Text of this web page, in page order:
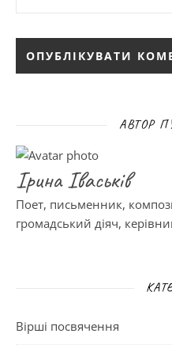
АВТОР
Ірина Іваськів
Поет, письменник,
громадський діяч,
Вірші посвячення